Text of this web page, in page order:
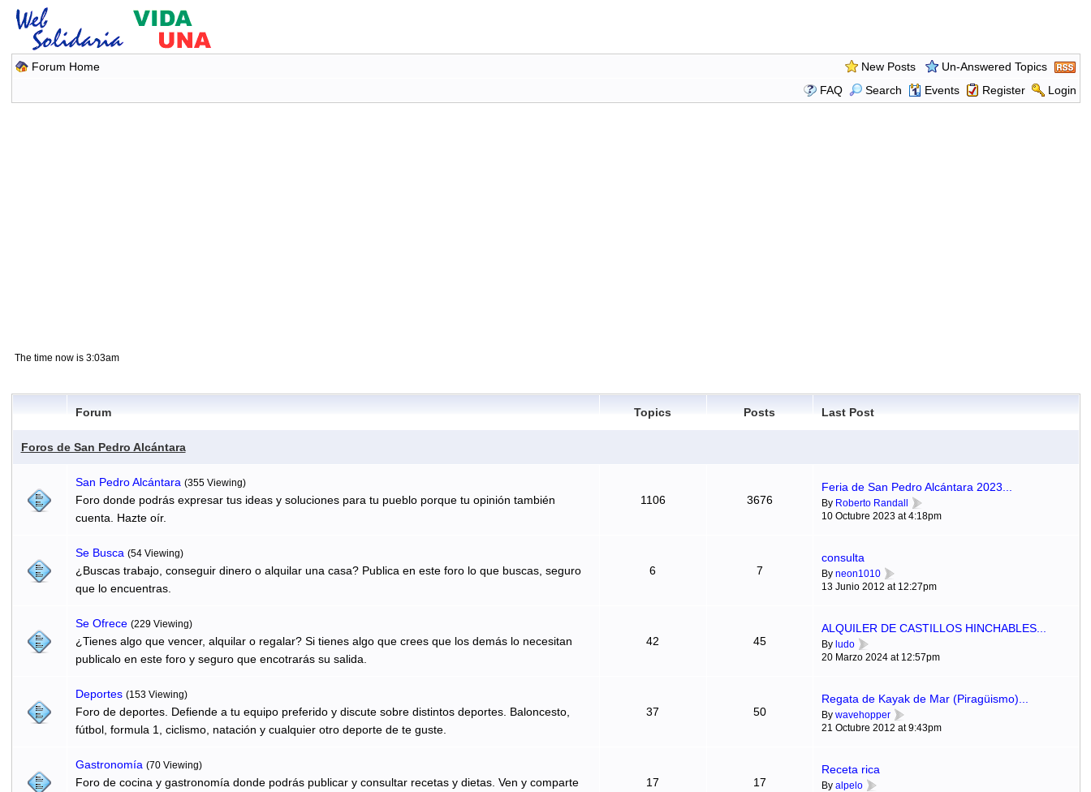
Forum Home New Posts
Un-Answered Topics
FAQ
Search Events Register Login
The time now is 3:03am
Forum Topics Posts Last Post
Foros de San Pedro Alcántara
San Pedro Alcántara (355 Viewing)
Foro donde podrás expresar tus ideas y soluciones para tu pueblo porque tu opinión también
cuenta. Hazte oír.
1106 3676
Feria de San Pedro Alcántara 2023...
By Roberto Randall
10 Octubre 2023 at 4:18pm
Se Busca (54 Viewing)
¿Buscas trabajo, conseguir dinero o alquilar una casa? Publica en este foro lo que buscas, seguro
que lo encuentras.
6 7
consulta
By neon1010
13 Junio 2012 at 12:27pm
Se Ofrece (229 Viewing)
¿Tienes algo que vencer, alquilar o regalar? Si tienes algo que crees que los demás lo necesitan
publicalo en este foro y seguro que encotrarás su salida.
42 45
ALQUILER DE CASTILLOS HINCHABLES...
By ludo
20 Marzo 2024 at 12:57pm
Deportes (153 Viewing)
Foro de deportes. Defiende a tu equipo preferido y discute sobre distintos deportes. Baloncesto,
fútbol, formula 1, ciclismo, natación y cualquier otro deporte de te guste.
37 50
Regata de Kayak de Mar (Piragüismo)...
By wavehopper
21 Octubre 2012 at 9:43pm
Gastronomí­a (70 Viewing)
Foro de cocina y gastronomía donde podrás publicar y consultar recetas y dietas. Ven y comparte
17 17
Receta rica
By alpelo